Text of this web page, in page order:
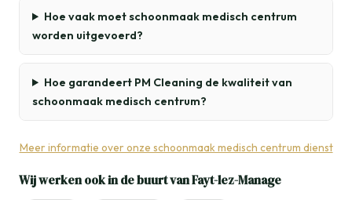
Hoe vaak moet schoonmaak medisch centrum
worden uitgevoerd?
Hoe garandeert PM Cleaning de kwaliteit van
schoonmaak medisch centrum?
Meer informatie over onze schoonmaak medisch centrum dienst
Wij werken ook in de buurt van Fayt-lez-Manage